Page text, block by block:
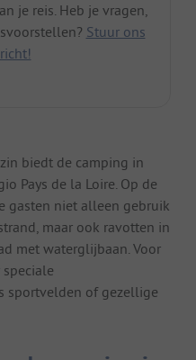
je reis. Heb je vragen,
Stuur ons
biedt de camping in
Pays de la Loire. Op de
gasten niet alleen gebruik
maar ook ravotten in
met waterglijbaan. Voor
sportvelden of gezellige